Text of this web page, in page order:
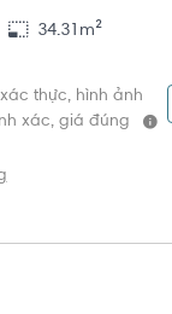
34.31m²
thực, hình ảnh
xác, giá đúng